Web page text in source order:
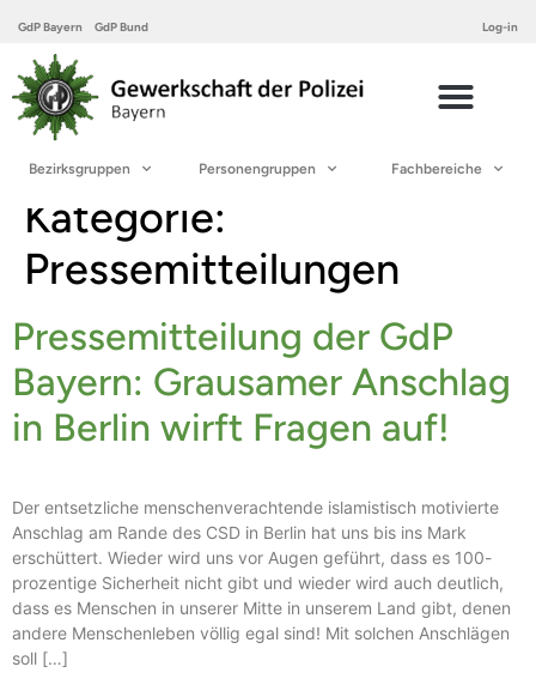
GdP Bayern GdP Bund Log-in
Bezirksgruppen Personengruppen Fachbereiche
Kategorie:
Pressemitteilungen
Pressemitteilung der GdP
Bayern: Grausamer Anschlag
in Berlin wirft Fragen auf!
Der entsetzliche menschenverachtende islamistisch motivierte
Anschlag am Rande des CSD in Berlin hat uns bis ins Mark
erschüttert. Wieder wird uns vor Augen geführt, dass es 100-
prozentige Sicherheit nicht gibt und wieder wird auch deutlich,
dass es Menschen in unserer Mitte in unserem Land gibt, denen
andere Menschenleben völlig egal sind! Mit solchen Anschlägen
soll […]